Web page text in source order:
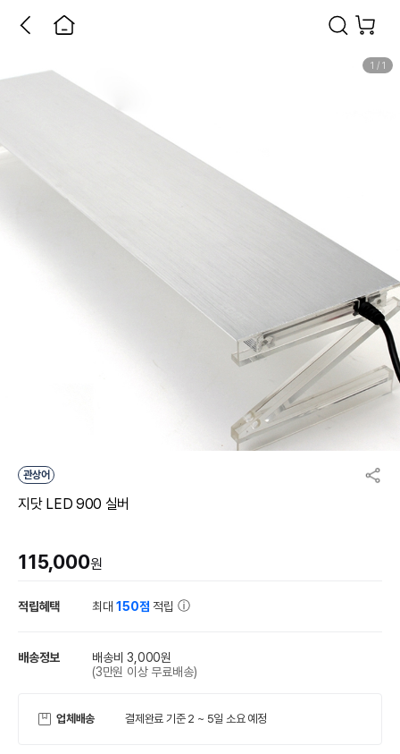
1 / 1
관상어
지닷 LED 900 실버
115,000원
적립혜택 최대150점 적립
배송정보
배송비 3,000원
(3만원 이상 무료배송)
업체배송 결제완료 기준 2 ~ 5일 소요 예정